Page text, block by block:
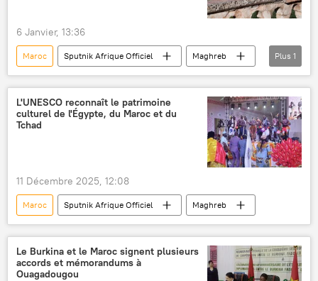
6 Janvier, 13:36
Maroc Sputnik Afrique Officiel
Maghreb
tourisme
Plus 1
L'UNESCO reconnaît le patrimoine
culturel de l'Égypte, du Maroc et du
Tchad
11 Décembre 2025, 12:08
Maroc Sputnik Afrique Officiel Maghreb
Le Burkina et le Maroc signent plusieurs
accords et mémorandums à
Ouagadougou